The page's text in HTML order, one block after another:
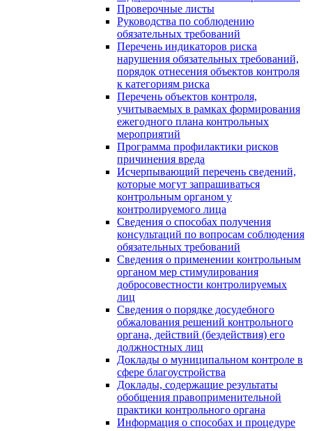
Проверочные листы
Руководства по соблюдению
обязательных требований
Перечень индикаторов риска
нарушения обязательных требований,
порядок отнесения объектов контроля
к категориям риска
Перечень объектов контроля,
учитываемых в рамках формирования
ежегодного плана контрольных
мероприятий
Программа профилактики рисков
причинения вреда
Исчерпывающий перечень сведений,
которые могут запрашиваться
контрольным органом у
контролируемого лица
Сведения о способах получения
консультаций по вопросам соблюдения
обязательных требований
Сведения о применении контрольным
органом мер стимулирования
добросовестности контролируемых
лиц
Сведения о порядке досудебного
обжалования решений контрольного
органа, действий (бездействия) его
должностных лиц
Доклады о муниципальном контроле в
сфере благоустройства
Доклады, содержащие результаты
обобщения правоприменительной
практики контрольного органа
Информация о способах и процедуре